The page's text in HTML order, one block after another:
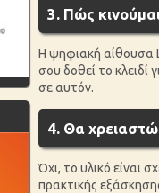
3. Πώς
Η ψηφιακή αίθουσα
σου δοθεί το κλειδί
σε αυτόν.
4. Θα χρειαστώ
Όχι, το υλικό είναι
πρακτικής